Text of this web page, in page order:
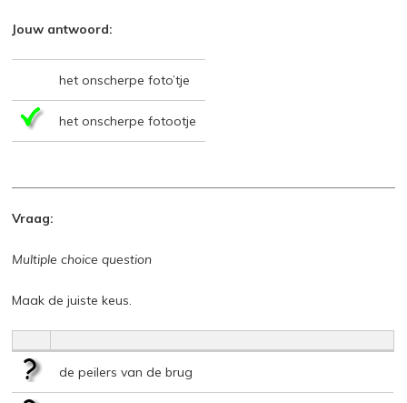
Jouw antwoord:
het onscherpe foto’tje
het onscherpe fotootje
Vraag:
Multiple choice question
Maak de juiste keus.
de peilers van de brug